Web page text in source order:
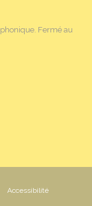
Fermé au
Accessibilité